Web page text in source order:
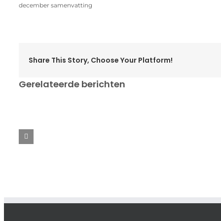
december samenvatting
Share This Story, Choose Your Platform!
Gerelateerde berichten